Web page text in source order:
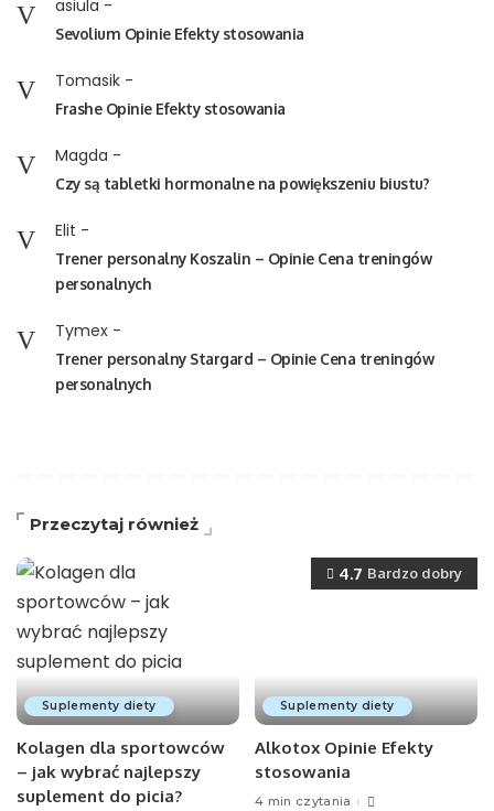
asiula -
Sevolium Opinie Efekty stosowania
Tomasik -
Frashe Opinie Efekty stosowania
Magda -
Czy są tabletki hormonalne na powiększeniu biustu?
Elit -
Trener personalny Koszalin – Opinie Cena treningów
personalnych
Tymex -
Trener personalny Stargard – Opinie Cena treningów
personalnych
Przeczytaj również
Suplementy diety
Kolagen dla sportowców
– jak wybrać najlepszy
suplement do picia?
Suplementy diety
4.7 Bardzo dobry
Alkotox Opinie Efekty
stosowania
4 min czytania